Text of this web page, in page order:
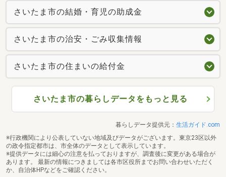
さいたま市の結婚・育児の助成金
さいたま市の治安・ごみ収集情報
さいたま市の住まいの給付金
さいたま市の暮らしデータをもっと見る
暮らしデータ提供元： 生活ガイド.com
※行政機関により公表していない地域及びデータがございます。東京23区以外
の政令指定都市は、市全体のデータとして表示しています。
※提供データには細心の注意を払っておりますが、調査後に変更がある場合が
あります。 最新の情報につきましては各市区役所までお問い合わせいただく
か、自治体HPなどをご確認ください。